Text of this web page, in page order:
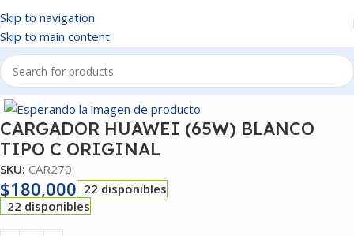
Skip to navigation
Skip to main content
Inicio/CARGADORES
Click to enlarge
CARGADOR HUAWEI (65W) BLANCO
TIPO C ORIGINAL
SKU: CAR270
$180,000 22 disponibles
22 disponibles